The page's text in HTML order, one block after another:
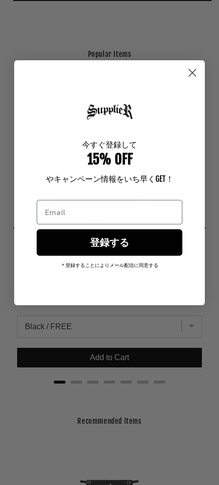
Popular Items
Add to Cart
Recommended Items
今すぐ登録して
15% OFF
やキャンペーン情報をいち早く GET！
登録する
＊登録することによりメール配信に同意する